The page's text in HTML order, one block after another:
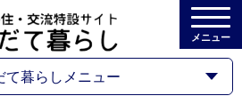
メニュー
て暮らしメニュー